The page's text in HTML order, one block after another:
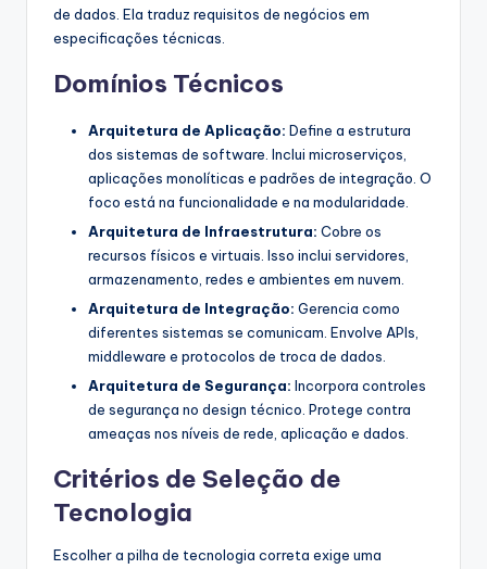
de dados. Ela traduz requisitos de negócios em
especificações técnicas.
Domínios Técnicos
Arquitetura de Aplicação: Define a estrutura
dos sistemas de software. Inclui microserviços,
aplicações monolíticas e padrões de integração. O
foco está na funcionalidade e na modularidade.
Arquitetura de Infraestrutura: Cobre os
recursos físicos e virtuais. Isso inclui servidores,
armazenamento, redes e ambientes em nuvem.
Arquitetura de Integração: Gerencia como
diferentes sistemas se comunicam. Envolve APIs,
middleware e protocolos de troca de dados.
Arquitetura de Segurança: Incorpora controles
de segurança no design técnico. Protege contra
ameaças nos níveis de rede, aplicação e dados.
Critérios de Seleção de
Tecnologia
Escolher a pilha de tecnologia correta exige uma